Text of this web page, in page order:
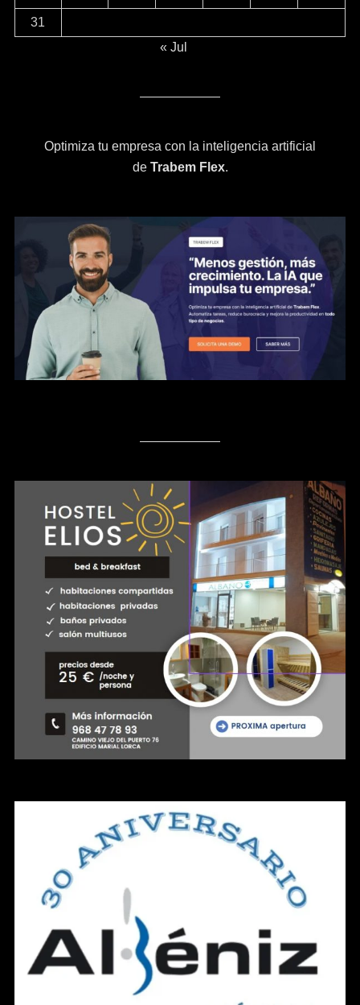
31
« Jul
Optimiza tu empresa con la inteligencia artificial
de Trabem Flex.